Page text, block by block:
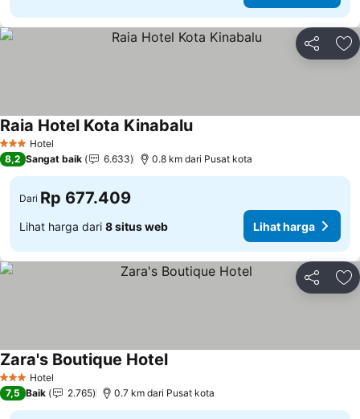
Bagikan
3 BintangHotel
Raia Hotel Kota KinabaluLihat harga
8,2 Sangat baik 6.633 0.8 km dari Pusat kota
Dari Rp 677.409
Lihat harga dari 8 situs web Lihat harga
Bagikan
3 BintangHotel
Zara's Boutique HotelLihat harga
7,5 Baik 2.765 0.7 km dari Pusat kota